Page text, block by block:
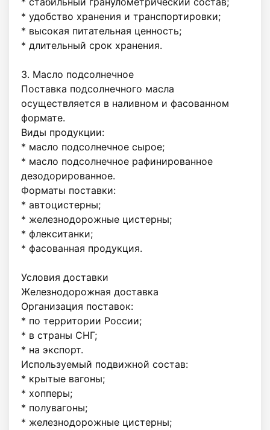
* удобство хранения и транспортировки;
* высокая питательная ценность;
* длительный срок хранения.
3. Масло подсолнечное
Поставка подсолнечного масла
осуществляется в наливном и фасованном
формате.
Виды продукции:
* масло подсолнечное сырое;
* масло подсолнечное рафинированное
дезодорированное.
Форматы поставки:
* автоцистерны;
* железнодорожные цистерны;
* флекситанки;
* фасованная продукция.
Условия доставки
Железнодорожная доставка
Организация поставок:
* по территории России;
* в страны СНГ;
* на экспорт.
Используемый подвижной состав:
* крытые вагоны;
* хопперы;
* полувагоны;
* железнодорожные цистерны;